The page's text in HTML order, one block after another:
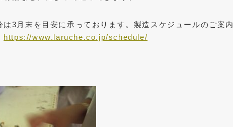
は3月末を目安に承っております。製造スケジュールのご案
https://www.laruche.co.jp/schedule/